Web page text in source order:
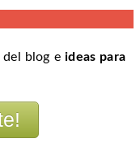
del blog eideas para